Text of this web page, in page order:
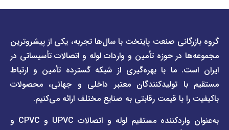
صنعت پایتخت با سال‌ها تجربه، یکی از پیشروترین
حوزه تأمین و واردات لوله و اتصالات تأسیساتی در
ما با بهره‌گیری از شبکه گسترده تأمین و ارتباط
تولیدکنندگان معتبر داخلی و جهانی، محصولات
با قیمت رقابتی به صنایع مختلف ارائه می‌کنیم.
به‌عنوان واردکننده مستقیم لوله و اتصالات UPVC و CPVC و
دسترسی
سریع
صفحه
لیست
قیمت
صفحه
برند
پیمتاش
دسترسی
سریع
درباره
ما
قوانین